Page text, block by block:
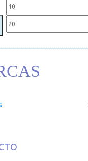
Precio mínimo